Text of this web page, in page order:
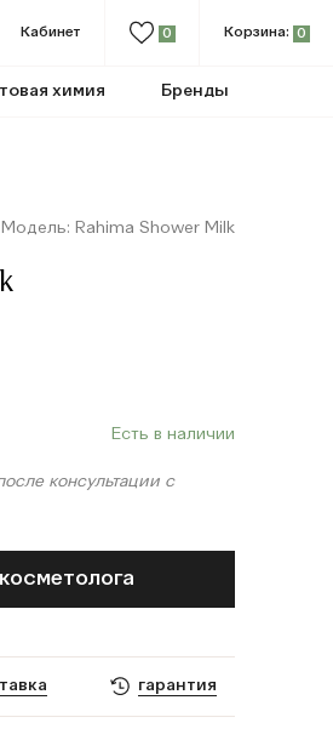
химия Бренды
Кабинет 0 Корзина: 0
Модель: Rahima Shower Milk
Есть в наличии
консультации с
гарантия